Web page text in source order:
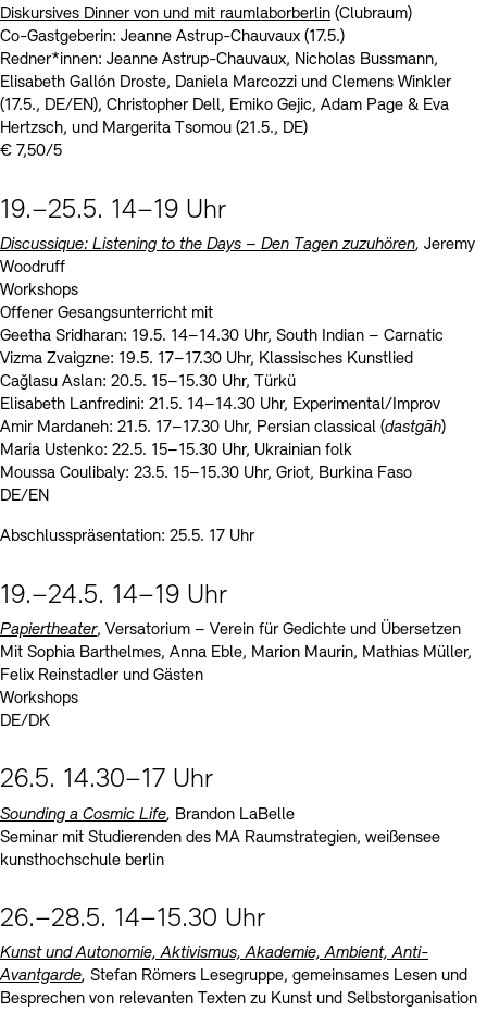
Diskursives Dinner von und mit raumlaborberlin (Clubraum)
Co-Gastgeberin: Jeanne Astrup-Chauvaux (17.5.)
Redner*innen: Jeanne Astrup-Chauvaux, Nicholas Bussmann,
Elisabeth Gallón Droste, Daniela Marcozzi und Clemens Winkler
(17.5., DE/EN), Christopher Dell, Emiko Gejic, Adam Page & Eva
Hertzsch, und Margerita Tsomou (21.5., DE)
€ 7,50/5
19.–25.5. 14–19 Uhr
Discussique: Listening to the Days – Den Tagen zuzuhören, Jeremy
Woodruff
Workshops
Offener Gesangsunterricht mit
Geetha Sridharan: 19.5. 14–14.30 Uhr, South Indian – Carnatic
Vizma Zvaigzne: 19.5. 17–17.30 Uhr, Klassisches Kunstlied
Cağlasu Aslan: 20.5. 15–15.30 Uhr, Türkü
Elisabeth Lanfredini: 21.5. 14–14.30 Uhr, Experimental/Improv
Amir Mardaneh: 21.5. 17–17.30 Uhr, Persian classical (dastgāh)
Maria Ustenko: 22.5. 15–15.30 Uhr, Ukrainian folk
Moussa Coulibaly: 23.5. 15–15.30 Uhr, Griot, Burkina Faso
DE/EN
Abschlusspräsentation: 25.5. 17 Uhr
19.–24.5. 14–19 Uhr
Papiertheater, Versatorium – Verein für Gedichte und Übersetzen
Mit Sophia Barthelmes, Anna Eble, Marion Maurin, Mathias Müller,
Felix Reinstadler und Gästen
Workshops
DE/DK
26.5. 14.30–17 Uhr
Sounding a Cosmic Life, Brandon LaBelle
Seminar mit Studierenden des MA Raumstrategien, weißensee
kunsthochschule berlin
26.–28.5. 14–15.30 Uhr
Kunst und Autonomie, Aktivismus, Akademie, Ambient, Anti-
Avantgarde, Stefan Römers Lesegruppe, gemeinsames Lesen und
Besprechen von relevanten Texten zu Kunst und Selbstorganisation